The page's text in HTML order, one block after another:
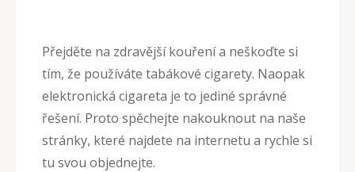
Přejděte na zdravější kouření a neškoďte si
tím, že používáte tabákové cigarety. Naopak
elektronická cigareta je to jediné správné
řešení. Proto spěchejte nakouknout na naše
stránky, které najdete na internetu a rychle si
tu svou objednejte.